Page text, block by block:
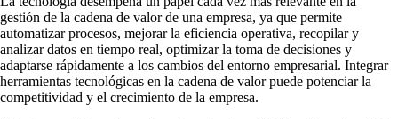
gestión de la cadena de valor de una empresa, ya que permite
automatizar procesos, mejorar la eficiencia operativa, recopilar y
analizar datos en tiempo real, optimizar la toma de decisiones y
adaptarse rápidamente a los cambios del entorno empresarial. Integrar
herramientas tecnológicas en la cadena de valor puede potenciar la
competitividad y el crecimiento de la empresa.